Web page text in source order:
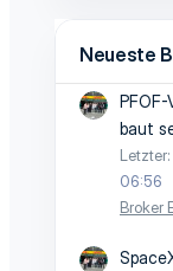
Neueste
baut
06:56
Broker